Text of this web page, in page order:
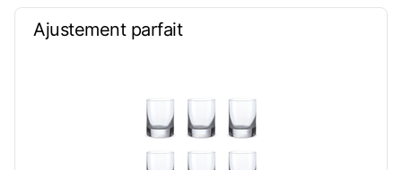
Ajustement parfait